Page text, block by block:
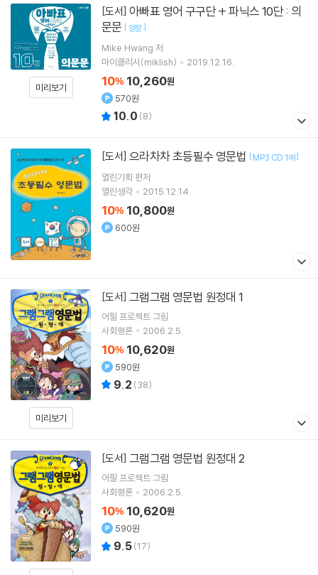
미리보기
[도서]
문문 [ 양장]
Mike Hwang 저
마이클리시(miklish)
2019.12.16.
10% 10,260원
570원
10.0 (8)
[도서] 으라차차 초등필수 영문법 [MP3 CD 1매]
열린기획 편저
열린생각
2015.12.14.
10% 10,800원
600원
미리보기
[도서] 그램그램 영문법 원정대 1
어필 프로젝트 그림
사회평론
2006.2.5.
10% 10,620원
590원
9.2 (38)
[도서] 그램그램 영문법 원정대 2
어필 프로젝트 그림
사회평론
2006.2.5.
10% 10,620원
590원
9.5(17)